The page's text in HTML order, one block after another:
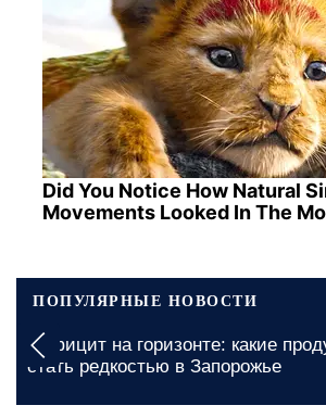
Did You Notice How Natural
Movements Looked In The
ПОПУЛЯРНЫЕ НОВОСТИ
Дефицит на горизонте: какие
стать редкостью в Запорожье